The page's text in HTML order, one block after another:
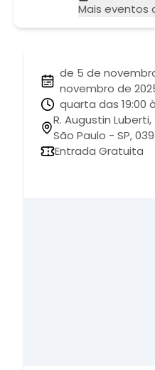
Mais eventos
de 5 de
novembro de
quarta das 19:00
R. Augustin
São Paulo - SP,
Entrada Gratuita